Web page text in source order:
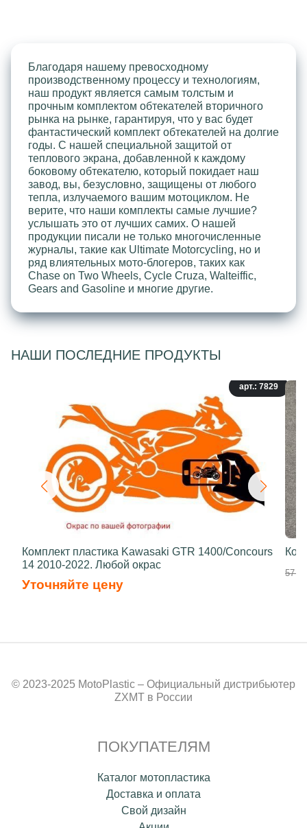
Благодаря нашему превосходному
производственному процессу и технологиям,
наш продукт является самым толстым и
прочным комплектом обтекателей вторичного
рынка на рынке, гарантируя, что у вас будет
фантастический комплект обтекателей на долгие
годы. С нашей специальной защитой от
теплового экрана, добавленной к каждому
боковому обтекателю, который покидает наш
завод, вы, безусловно, защищены от любого
тепла, излучаемого вашим мотоциклом. Не
верите, что наши комплекты самые лучшие?
услышать это от лучших самих. О нашей
продукции писали не только многочисленные
журналы, такие как Ultimate Motorcycling, но и
ряд влиятельных мото-блогеров, таких как
Chase on Two Wheels, Cycle Cruza, Walteiffic,
Gears and Gasoline и многие другие.
НАШИ ПОСЛЕДНИЕ ПРОДУКТЫ
арт.: 7829
Комплект пластика Kawasaki GTR 1400/Concours
14 2010-2022. Любой окрас
Уточняйте цену
57
© 2023-2025 MotoPlastic – Официальный дистрибьютер
ZXMT в России
ПОКУПАТЕЛЯМ
Каталог мотопластика
Доставка и оплата
Свой дизайн